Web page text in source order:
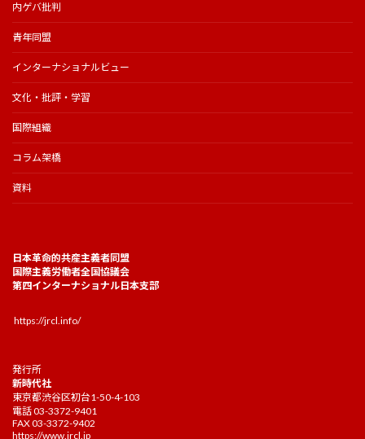
内ゲバ批判
青年同盟
インターナショナルビュー
文化・批評・学習
国際組織
コラム架橋
資料
日本革命的共産主義者同盟
国際主義労働者全国協議会
第四インターナショナル日本支部
https://jrcl.info/
発行所
新時代社
東京都渋谷区初台1-50-4-103
電話 03-3372-9401
FAX 03-3372-9402
https://www.jrcl.jp